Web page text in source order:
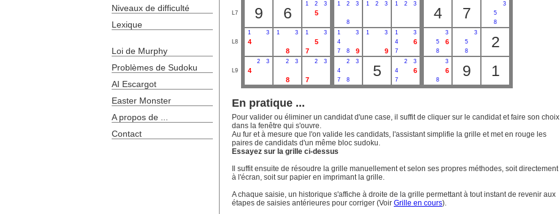
L7 9 6
1 2 3
5
1 2 3
8
1 2 3 1 2 3
4 7
3
5
8
L8
1 3
4
1 3
8
1 3
5
7
1
3
4
7
8 9
1 3
9
1
3
4
6
7
3
5
6
8
3
5
8
2
L9
2 3
4
2 3
8
2 3
7
2
3
4
7
8
5
2
3
4
6
7
3
6
8
9 1
En pratique ...
Pour valider ou éliminer un candidat d'une case, il suffit de cliquer sur le candidat et faire son choix
dans la fenêtre qui s'ouvre.
Au fur et à mesure que l'on valide les candidats, l'assistant simplifie la grille et met en rouge les
paires de candidats d'un même bloc sudoku.
Essayez sur la grille ci-dessus
Il suffit ensuite de résoudre la grille manuellement et selon ses propres méthodes, soit directement
à l'écran, soit sur papier en imprimant la grille.
A chaque saisie, un historique s'affiche à droite de la grille permettant à tout instant de revenir aux
étapes de saisies antérieures pour corriger (Voir Grille en cours).
Niveaux de difficulté
Lexique
Loi de Murphy
Problèmes de Sudoku
AI Escargot
Easter Monster
A propos de ...
Contact